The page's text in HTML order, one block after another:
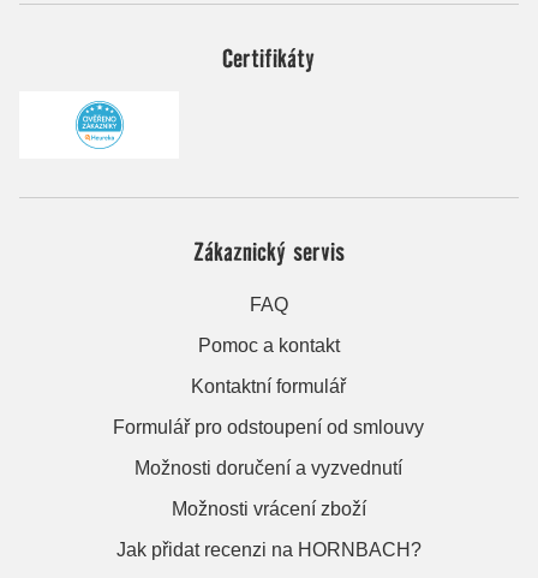
Certifikáty
Zákaznický servis
FAQ
Pomoc a kontakt
Kontaktní formulář
Formulář pro odstoupení od smlouvy
Možnosti doručení a vyzvednutí
Možnosti vrácení zboží
Jak přidat recenzi na HORNBACH?